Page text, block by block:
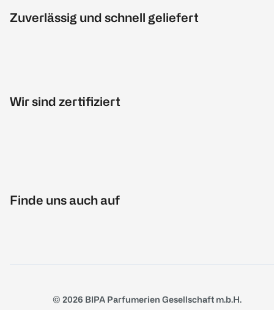
Zuverlässig und schnell geliefert
Wir sind zertifiziert
Finde uns auch auf
© 2026 BIPA Parfumerien Gesellschaft m.b.H.